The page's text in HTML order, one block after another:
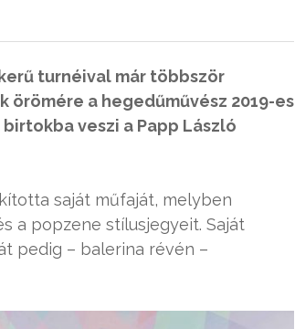
turnéival már többször
a hegedűművész 2019-es
veszi a Papp László
saját műfaját, melyben
a popzene stílusjegyeit. Saját
pedig – balerina révén –